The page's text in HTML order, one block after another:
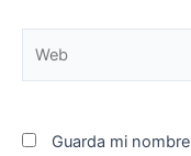
Guarda mi